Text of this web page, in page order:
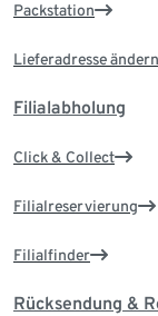
Packstation
Lieferadresse ändern
Filialabholung
Click & Collect
Filialreservierung
Filialfinder
Rücksendung &